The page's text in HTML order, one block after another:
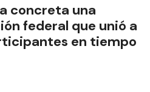
concreta una
federal que unió a
en tiempo